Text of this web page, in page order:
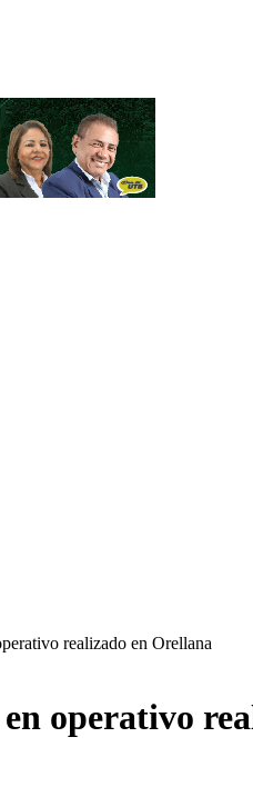
realizado en Orellana
operativo